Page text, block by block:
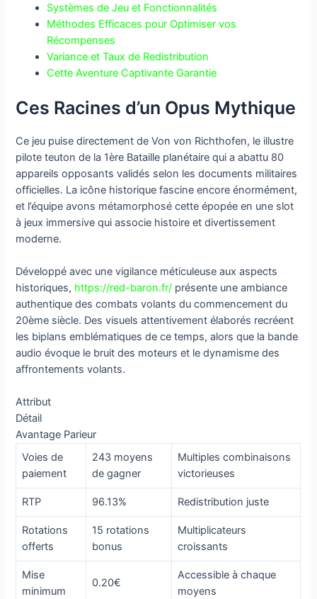
Systèmes de Jeu et Fonctionnalités
Méthodes Efficaces pour Optimiser vos
Récompenses
Variance et Taux de Redistribution
Cette Aventure Captivante Garantie
Ces Racines d’un Opus Mythique
Ce jeu puise directement de Von von Richthofen, le illustre
pilote teuton de la 1ère Bataille planétaire qui a abattu 80
appareils opposants validés selon les documents militaires
officielles. La icône historique fascine encore énormément,
et l’équipe avons métamorphosé cette épopée en une slot
à jeux immersive qui associe histoire et divertissement
moderne.
Développé avec une vigilance méticuleuse aux aspects
historiques, https://red-baron.fr/ présente une ambiance
authentique des combats volants du commencement du
20ème siècle. Des visuels attentivement élaborés recréent
les biplans emblématiques de ce temps, alors que la bande
audio évoque le bruit des moteurs et le dynamisme des
affrontements volants.
Attribut
Détail
Avantage Parieur
Voies de
paiement
243 moyens
de gagner
Multiples combinaisons
victorieuses
RTP 96.13% Redistribution juste
Rotations
offerts
15 rotations
bonus
Multiplicateurs
croissants
Mise
minimum
0.20€
Accessible à chaque
moyens